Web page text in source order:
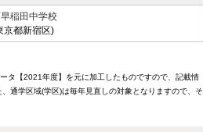
稲田中学校
京都新宿区)
タ【2021年度】を元に加工したものですので、記載情
通学区域(学区)は毎年見直しの対象となりますので、そ